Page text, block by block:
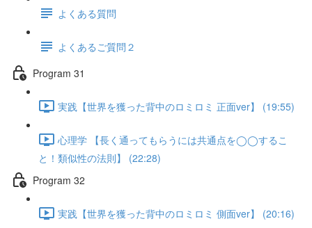
よくある質問
よくあるご質問２
Program 31
実践【世界を獲った背中のロミロミ 正面ver】 (19:55)
心理学 【長く通ってもらうには共通点を◯◯するこ
と！類似性の法則】 (22:28)
Program 32
実践【世界を獲った背中のロミロミ 側面ver】 (20:16)